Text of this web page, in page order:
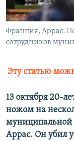
Все сайты
Франция, Аррас.
сотрудников
Эту статью
13 октября 20-
ножом на
муниципальной
Аррас. Он убил